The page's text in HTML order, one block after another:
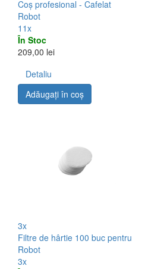
Coș profesional - Cafelat
Robot
11x
În Stoc
209,00 lei
Detaliu
Adăugați în coş
3x
Filtre de hârtie 100 buc pentru
Robot
3x